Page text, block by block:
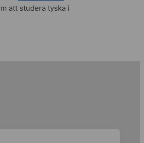
att studera tyska i